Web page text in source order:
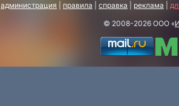
администрация правила справка реклама
© 2008-2026 ООО «